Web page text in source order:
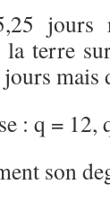
jours
terre
mais
: q = 12,
son